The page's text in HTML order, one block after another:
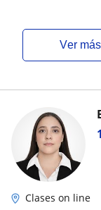
ver más
Clases on line